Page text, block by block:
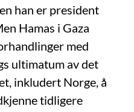
han er president
Hamas i Gaza
med
ultimatum av det
inkludert Norge, å
tidligere